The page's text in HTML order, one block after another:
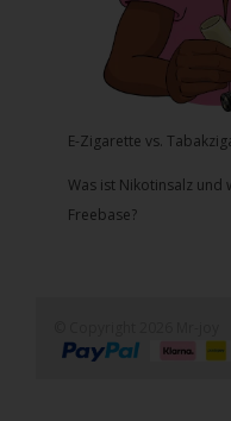
E-Zigarette vs.
Was ist Nikotinsalz und
Freebase?